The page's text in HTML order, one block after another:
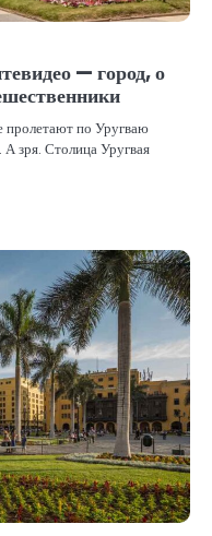
— город, о
по Уругваю
зря. Столица Уругвая